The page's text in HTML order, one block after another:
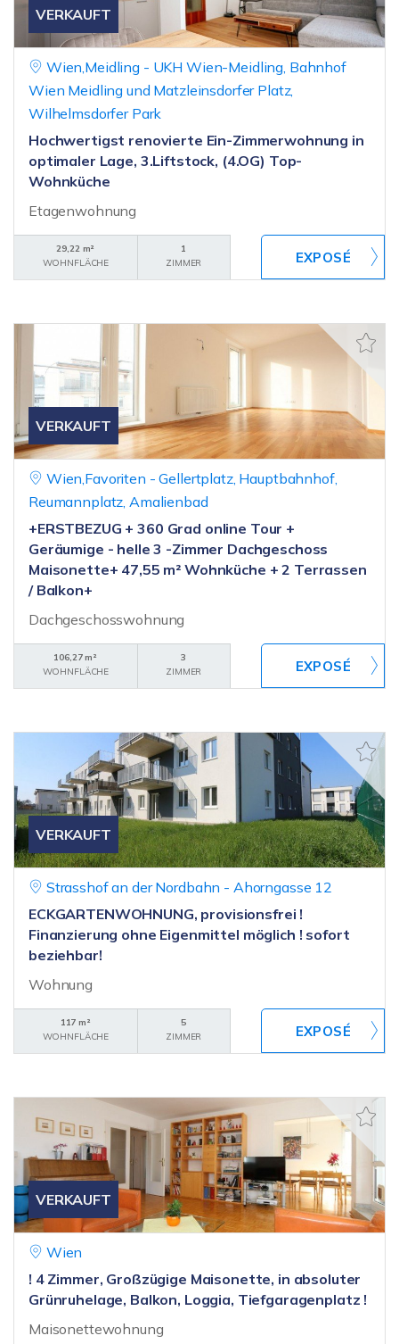
VERKAUFT
Wien,Meidling - UKH Wien-Meidling, Bahnhof
Wien Meidling und Matzleinsdorfer Platz,
Wilhelmsdorfer Park
Hochwertigst renovierte Ein-Zimmerwohnung in
optimaler Lage, 3.Liftstock, (4.OG) Top-
Wohnküche
Etagenwohnung
29,22 m²
WOHNFLÄCHE
1
ZIMMER
VERKAUFT
Wien,Favoriten - Gellertplatz, Hauptbahnhof,
Reumannplatz, Amalienbad
+ERSTBEZUG + 360 Grad online Tour +
Geräumige - helle 3 -Zimmer Dachgeschoss
Maisonette+ 47,55 m² Wohnküche + 2 Terrassen
/ Balkon+
Dachgeschosswohnung
106,27 m²
WOHNFLÄCHE
3
ZIMMER
VERKAUFT
Strasshof an der Nordbahn - Ahorngasse 12
ECKGARTENWOHNUNG, provisionsfrei !
Finanzierung ohne Eigenmittel möglich ! sofort
beziehbar!
Wohnung
117 m²
WOHNFLÄCHE
5
ZIMMER
VERKAUFT
Wien
! 4 Zimmer, Großzügige Maisonette, in absoluter
Grünruhelage, Balkon, Loggia, Tiefgaragenplatz !
Maisonettewohnung